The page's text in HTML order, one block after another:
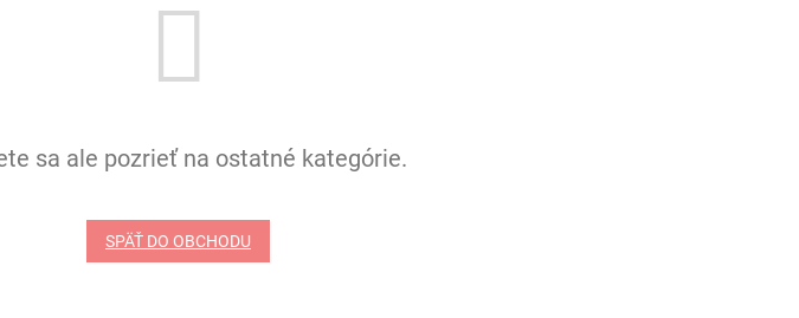
sa ale pozrieť na ostatné kategórie.
SPÄŤ DO OBCHODU